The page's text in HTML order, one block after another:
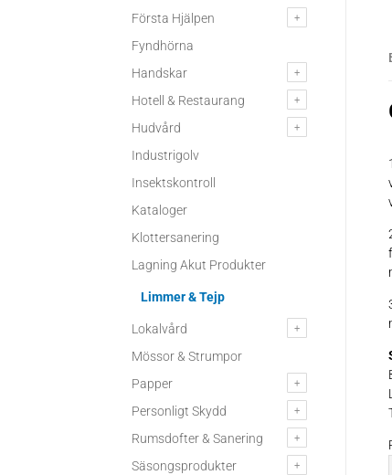
Första Hjälpen
Fyndhörna
Handskar
Hotell & Restaurang
Hudvård
Industrigolv
Insektskontroll
Kataloger
Klottersanering
Lagning Akut Produkter
Limmer & Tejp
Lokalvård
Mössor & Strumpor
Papper
Personligt Skydd
Rumsdofter & Sanering
Säsongsprodukter